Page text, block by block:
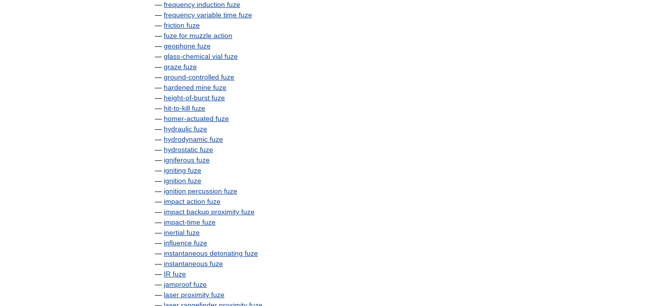
— frequency induction fuze
— frequency variable time fuze
— friction fuze
— fuze for muzzle action
— geophone fuze
— glass-chemical vial fuze
— graze fuze
— ground-controlled fuze
— hardened mine fuze
— height-of-burst fuze
— hit-to-kill fuze
— homer-actuated fuze
— hydraulic fuze
— hydrodynamic fuze
— hydrostatic fuze
— igniferous fuze
— igniting fuze
— ignition fuze
— ignition percussion fuze
— impact action fuze
— impact backup proximity fuze
— impact-time fuze
— inertial fuze
— influence fuze
— instantaneous detonating fuze
— instantaneous fuze
— IR fuze
— jamproof fuze
— laser proximity fuze